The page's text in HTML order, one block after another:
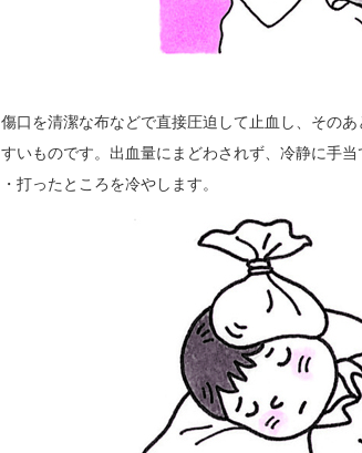
傷口を清潔な布などで直接圧迫して止血し、その
すいものです。出血量にまどわされず、冷静に手当
・打ったところを冷やします。